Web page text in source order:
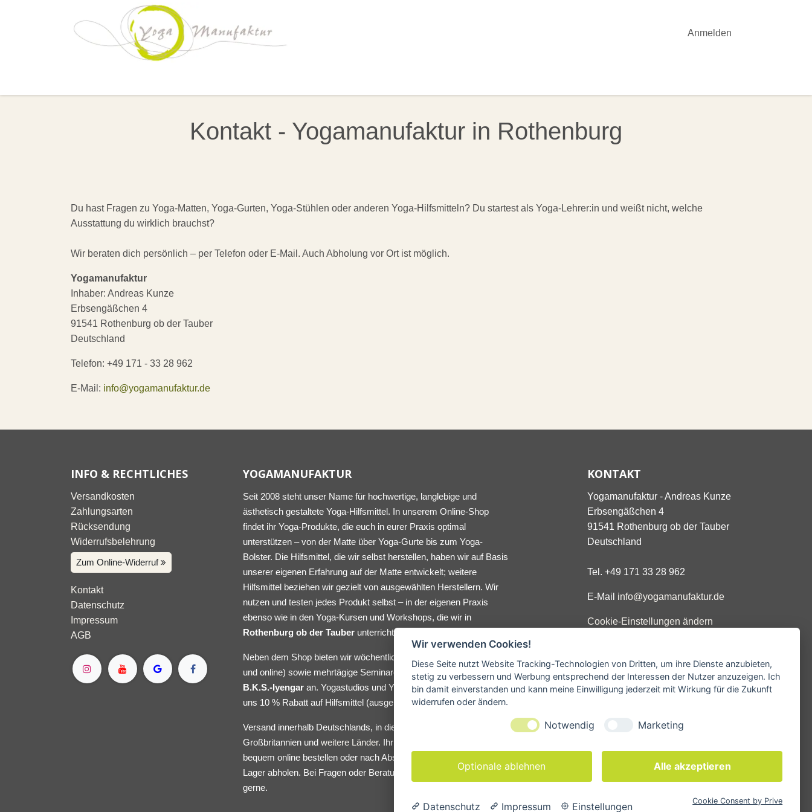
Anmelden
Kontakt - Yogamanufaktur in Rothenburg
Du hast Fragen zu Yoga-Matten, Yoga-Gurten, Yoga-Stühlen oder anderen Yoga-Hilfsmitteln? Du startest als Yoga-Lehrer:in und weißt nicht, welche
Ausstattung du wirklich brauchst?
Wir beraten dich persönlich – per Telefon oder E-Mail. Auch Abholung vor Ort ist möglich.
Yogamanufaktur
Inhaber: Andreas Kunze
Erbsengäßchen 4
91541 Rothenburg ob der Tauber
Deutschland
Telefon: +49 171 - 33 28 962
E-Mail: info@yogamanufaktur.de
INFO & RECHTLICHES
Versandkosten
Zahlungsarten
Rücksendung
Widerrufsbelehrung
Zum Online-Widerruf
Kontakt
Datenschutz
Impressum
AGB
YOGAMANUFAKTUR
Seit 2008 steht unser Name für hochwertige, langlebige und
ästhetisch gestaltete Yoga-Hilfsmittel. In unserem Online-Shop
findet ihr Yoga-Produkte, die euch in eurer Praxis optimal
unterstützen – von der Matte über Yoga-Gurte bis zum Yoga-
Bolster. Die Hilfsmittel, die wir selbst herstellen, haben wir auf Basis
unserer eigenen Erfahrung auf der Matte entwickelt; weitere
Hilfsmittel beziehen wir gezielt von ausgewählten Herstellern. Wir
nutzen und testen jedes Produkt selbst – in der eigenen Praxis
ebenso wie in den Yoga-Kursen und Workshops, die wir in
Rothenburg ob der Tauber unterrichten.
Neben dem Shop bieten wir wöchentlichen Yoga-Unterricht (vor Ort
und online) sowie mehrtägige Seminare in der Tradition von
B.K.S.-Iyengar an. Yogastudios und Yogalehrer:innen erhalten bei
uns 10 % Rabatt auf Hilfsmittel (ausgenommen Bücher).
Versand innerhalb Deutschlands, in die EU, die Schweiz, Norwegen,
Großbritannien und weitere Länder. Ihr könnt eure Yoga-Hilfsmittel
bequem online bestellen oder nach Absprache direkt bei uns im
Lager abholen. Bei Fragen oder Beratungswunsch meldet euch
gerne.
KONTAKT
Yogamanufaktur - Andreas Kunze
Erbsengäßchen 4
91541 Rothenburg ob der Tauber
Deutschland
Tel. +49 171 33 28 962
E-Mail info@yogamanufaktur.de
Cookie-Einstellungen ändern
Wir verwenden Cookies!
Diese Seite nutzt Website Tracking-Technologien von Dritten, um ihre Dienste anzubieten,
stetig zu verbessern und Werbung entsprechend der Interessen der Nutzer anzuzeigen. Ich
bin damit einverstanden und kann meine Einwilligung jederzeit mit Wirkung für die Zukunft
widerrufen oder ändern.
Notwendig Marketing
Optionale ablehnen Alle akzeptieren
Datenschutz Impressum Einstellungen Cookie Consent by Prive